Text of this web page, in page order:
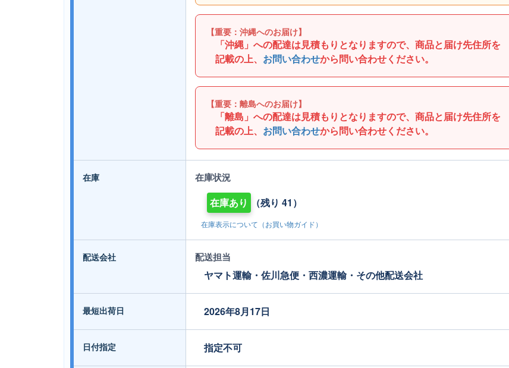
【重要：沖縄へのお届け】
「沖縄」への配達は見積もりとなりますので、商品と届け先住所を
記載の上、 お問い合わせから問い合わせください。
【重要：離島へのお届け】
「離島」への配達は見積もりとなりますので、商品と届け先住所を
記載の上、 お問い合わせから問い合わせください。
在庫 在庫状況
在庫あり （残り 41）
在庫表示について（お買い物ガイド）
配送会社 配送担当
ヤマト運輸・佐川急便・西濃運輸・その他配送会社
最短出荷日 2026年8月17日
日付指定 指定不可